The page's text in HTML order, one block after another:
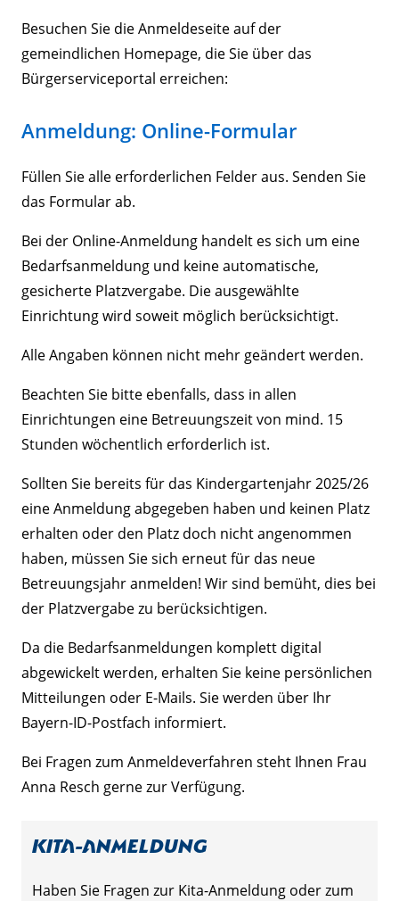
Besuchen Sie die Anmeldeseite auf der
gemeindlichen Homepage, die Sie über das
Bürgerserviceportal erreichen:
Anmeldung: Online-Formular
Füllen Sie alle erforderlichen Felder aus. Senden Sie
das Formular ab.
Bei der Online-Anmeldung handelt es sich um eine
Bedarfsanmeldung und keine automatische,
gesicherte Platzvergabe. Die ausgewählte
Einrichtung wird soweit möglich berücksichtigt.
Alle Angaben können nicht mehr geändert werden.
Beachten Sie bitte ebenfalls, dass in allen
Einrichtungen eine Betreuungszeit von mind. 15
Stunden wöchentlich erforderlich ist.
Sollten Sie bereits für das Kindergartenjahr 2025/26
eine Anmeldung abgegeben haben und keinen Platz
erhalten oder den Platz doch nicht angenommen
haben, müssen Sie sich erneut für das neue
Betreuungsjahr anmelden! Wir sind bemüht, dies bei
der Platzvergabe zu berücksichtigen.
Da die Bedarfsanmeldungen komplett digital
abgewickelt werden, erhalten Sie keine persönlichen
Mitteilungen oder E-Mails. Sie werden über Ihr
Bayern-ID-Postfach informiert.
Bei Fragen zum Anmeldeverfahren steht Ihnen Frau
Anna Resch gerne zur Verfügung.
Kita-Anmeldung
Haben Sie Fragen zur Kita-Anmeldung oder zum